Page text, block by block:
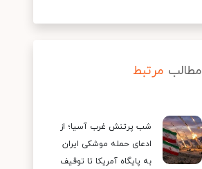
مطالب مرتبط
شب پرتنش غرب آسیا؛ از
ادعای حمله موشکی ایران
به پایگاه آمریکا تا توقیف